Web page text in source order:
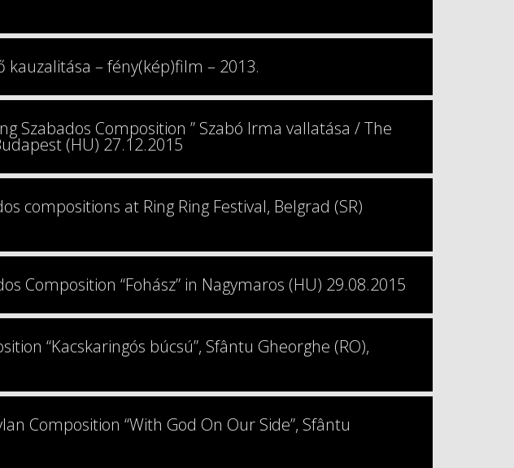
kauzalitása – fény(kép)film – 2013.
Szabados Composition ” Szabó Irma vallatása / The
(HU) 27.12.2015
compositions at Ring Ring Festival, Belgrad (SR)
Composition “Fohász” in Nagymaros (HU) 29.08.2015
“Kacskaringós búcsú”, Sfântu Gheorghe (RO),
Composition “With God On Our Side”, Sfântu